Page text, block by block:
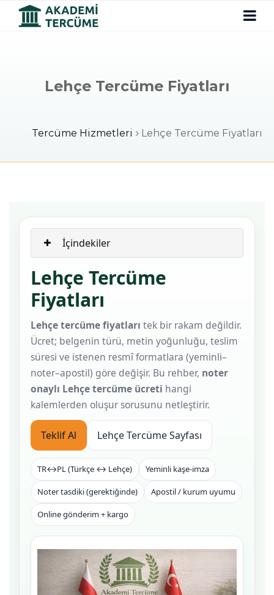
Lehçe Tercüme Fiyatları
Tercüme Hizmetleri Lehçe Tercüme Fiyatları
İçindekiler
Lehçe Tercüme
Fiyatları
Lehçe tercüme fiyatları tek bir rakam değildir.
Ücret; belgenin türü, metin yoğunluğu, teslim
süresi ve istenen resmî formatlara (yeminli–
noter–apostil) göre değişir. Bu rehber, noter
onaylı Lehçe tercüme ücreti hangi
kalemlerden oluşur sorusunu netleştirir.
Teklif Al Lehçe Tercüme Sayfası
TR↔PL (Türkçe ↔ Lehçe) Yeminli kaşe-imza
Noter tasdiki (gerektiğinde) Apostil / kurum uyumu
Online gönderim + kargo